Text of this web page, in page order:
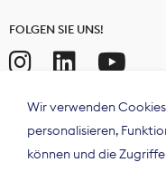
FOLGEN SIE UNS!
Wir verwenden
personalisieren,
können und die